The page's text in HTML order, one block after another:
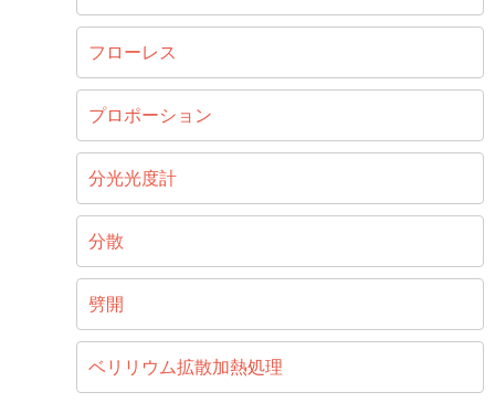
フローレス
プロポーション
分光光度計
分散
劈開
ベリリウム拡散加熱処理